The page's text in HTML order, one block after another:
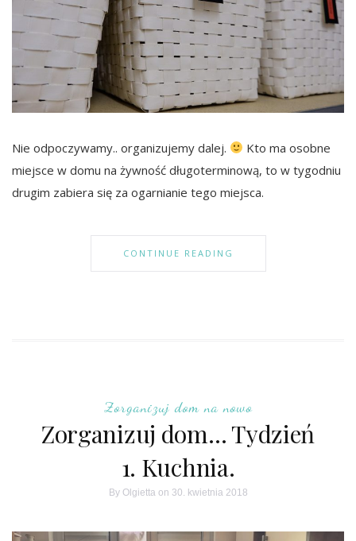
Nie odpoczywamy.. organizujemy dalej.
Kto ma osobne
miejsce w domu na żywność długoterminową, to w tygodniu
drugim zabiera się za ogarnianie tego miejsca.
CONTINUE READING
Zorganizuj dom na nowo
Zorganizuj dom… Tydzień
1. Kuchnia.
By Olgietta on 30. kwietnia 2018